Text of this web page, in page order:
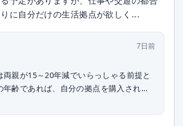
に自分だけの生活拠点が欲しく...
7日前
両親が15～20年減でいらっしゃる前提と
年齢であれば、自分の拠点を購入される